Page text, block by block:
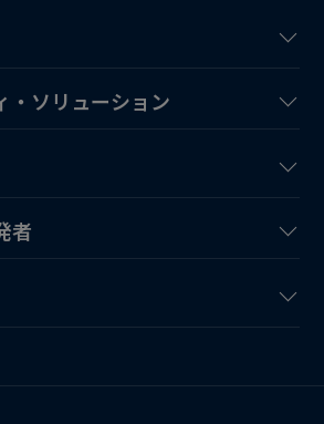
・ソリューション
者